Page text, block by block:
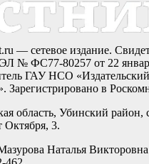
— сетевое издание.
№ ФС77-80257 от 22
ГАУ НСО
Зарегистрировано в
область, Убинский район,
Октября, 3.
Наталья Викторовна